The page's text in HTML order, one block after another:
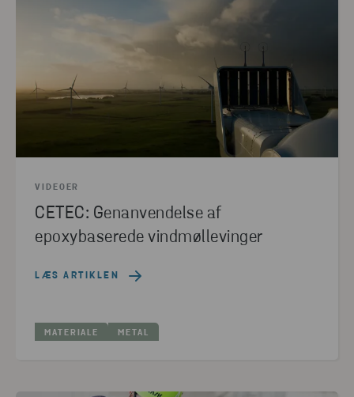
VIDEOER
CETEC: Genanvendelse af
epoxybaserede vindmøllevinger
LÆS ARTIKLEN
MATERIALE METAL